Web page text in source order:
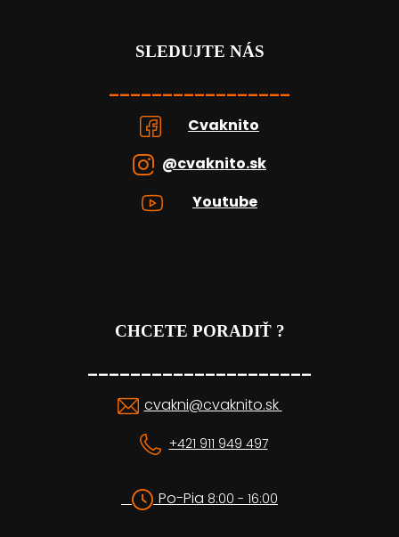
SLEDUJTE NÁS
_________________
Cvaknito
@cvaknito.sk
Youtube
CHCETE PORADIŤ ?
_____________________
cvakni@cvaknito.sk
+421 911 949 497
Po-Pia 8:00 - 16:00